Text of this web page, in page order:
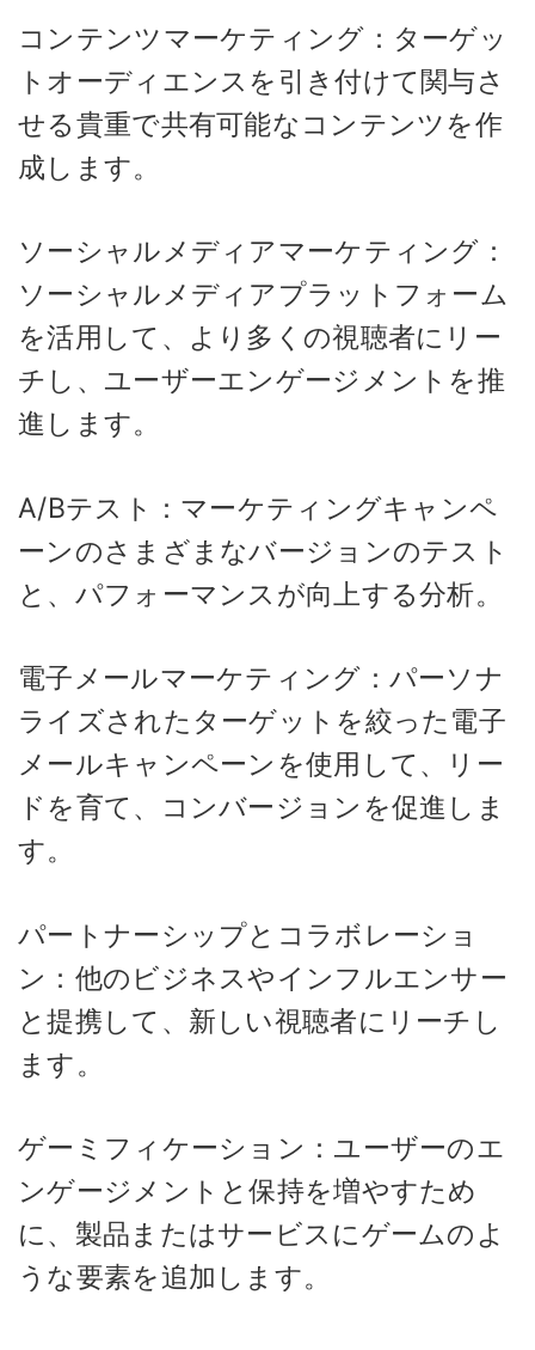
コンテンツマーケティング：ターゲッ
トオーディエンスを引き付けて関与さ
せる貴重で共有可能なコンテンツを作
成します。
ソーシャルメディアマーケティング：
ソーシャルメディアプラットフォーム
を活用して、より多くの視聴者にリー
チし、ユーザーエンゲージメントを推
進します。
A/Bテスト：マーケティングキャンペ
ーンのさまざまなバージョンのテスト
と、パフォーマンスが向上する分析。
電子メールマーケティング：パーソナ
ライズされたターゲットを絞った電子
メールキャンペーンを使用して、リー
ドを育て、コンバージョンを促進しま
す。
パートナーシップとコラボレーショ
ン：他のビジネスやインフルエンサー
と提携して、新しい視聴者にリーチし
ます。
ゲーミフィケーション：ユーザーのエ
ンゲージメントと保持を増やすため
に、製品またはサービスにゲームのよ
うな要素を追加します。